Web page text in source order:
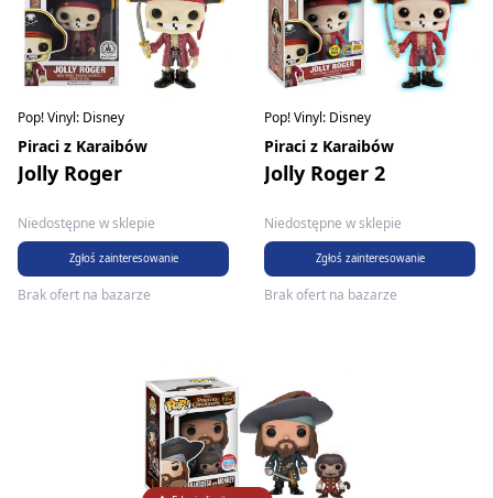
Pop! Vinyl: Disney
Piraci z Karaibów
Jolly Roger
Niedostępne w sklepie
Zgłoś zainteresowanie
Brak ofert na bazarze
Pop! Vinyl: Disney
Piraci z Karaibów
Jolly Roger 2
Niedostępne w sklepie
Zgłoś zainteresowanie
Brak ofert na bazarze